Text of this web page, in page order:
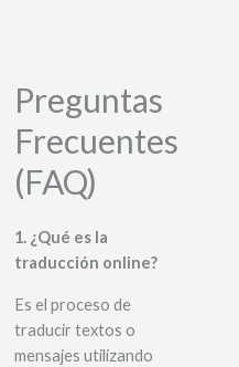
Preguntas
Frecuentes
(FAQ)
1. ¿Qué es la
traducción online?
Es el proceso de
traducir textos o
mensajes utilizando